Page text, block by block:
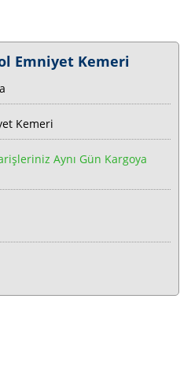
Emniyet Kemeri
Kemeri
Aynı Gün Kargoya